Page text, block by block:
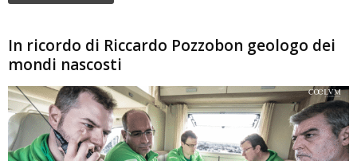
In ricordo di Riccardo Pozzobon geologo dei
mondi nascosti